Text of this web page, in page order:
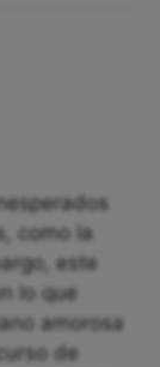
como la
este
lo que
amorosa
de